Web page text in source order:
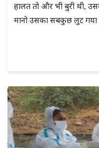
हालत तो और भी बुरी थी,
मानो उसका सबकुछ लुट गया